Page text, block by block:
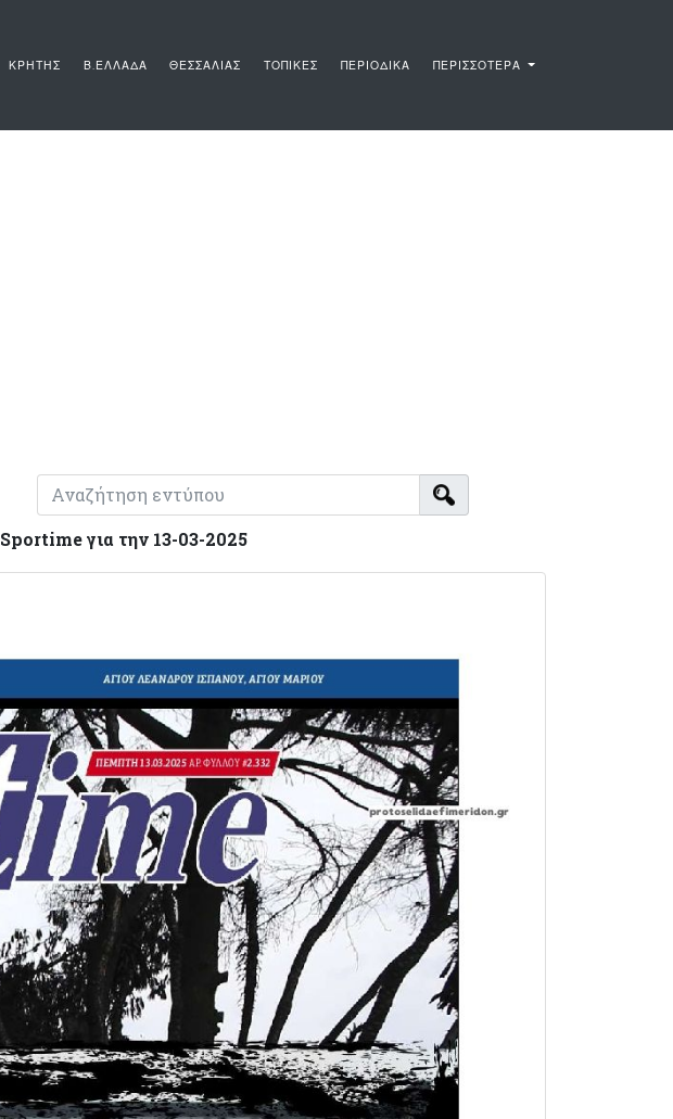
ΚΡΗΤΗΣ Β.ΕΛΛΑΔΑ ΘΕΣΣΑΛΙΑΣ ΤΟΠΙΚΕΣ ΠΕΡΙΟΔΙΚΑ ΠΕΡΙΣΣΟΤΕΡΑ
Sportime για την 13-03-2025